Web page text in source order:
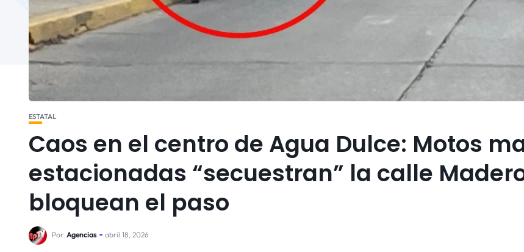
ESTATAL
Caos en el centro de Agua Dulce: Motos
estacionadas “secuestran” la calle
bloquean el paso
Por Agencias abril 18, 2026